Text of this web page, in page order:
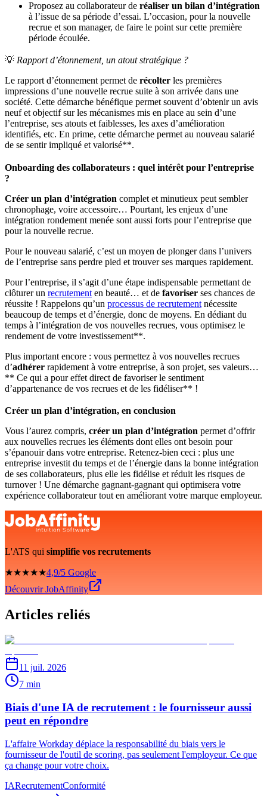
Proposez au collaborateur de réaliser un bilan d’intégration
à l’issue de sa période d’essai. L’occasion, pour la nouvelle
recrue et son manager, de faire le point sur cette première
période écoulée.
💡 Rapport d’étonnement, un atout stratégique ?
Le rapport d’étonnement permet de récolter les premières
impressions d’une nouvelle recrue suite à son arrivée dans une
société. Cette démarche bénéfique permet souvent d’obtenir un avis
neuf et objectif sur les mécanismes mis en place au sein d’une
l’entreprise, ses atouts et faiblesses, les axes d’amélioration
identifiés, etc. En prime, cette démarche permet au nouveau salarié
de se sentir impliqué et valorisé**.
Onboarding des collaborateurs : quel intérêt pour l’entreprise
?
Créer un plan d’intégration complet et minutieux peut sembler
chronophage, voire accessoire… Pourtant, les enjeux d’une
intégration rondement menée sont aussi forts pour l’entreprise que
pour la nouvelle recrue.
Pour le nouveau salarié, c’est un moyen de plonger dans l’univers
de l’entreprise sans perdre pied et trouver ses marques rapidement.
Pour l’entreprise, il s’agit d’une étape indispensable permettant de
clôturer un recrutement en beauté… et de favoriser ses chances de
réussite ! Rappelons qu’un processus de recrutement nécessite
beaucoup de temps et d’énergie, donc de moyens. En dédiant du
temps à l’intégration de vos nouvelles recrues, vous optimisez le
rendement de votre investissement**.
Plus important encore : vous permettez à vos nouvelles recrues
d’adhérer rapidement à votre entreprise, à son projet, ses valeurs…
** Ce qui a pour effet direct de favoriser le sentiment
d’appartenance de vos recrues et de les fidéliser** !
Créer un plan d’intégration, en conclusion
Vous l’aurez compris, créer un plan d’intégration permet d’offrir
aux nouvelles recrues les éléments dont elles ont besoin pour
s’épanouir dans votre entreprise. Retenez-bien ceci : plus une
entreprise investit du temps et de l’énergie dans la bonne intégration
de ses collaborateurs, plus elle les fidélise et réduit les risques de
turnover ! Une démarche gagnant-gagnant qui optimisera votre
expérience collaborateur tout en améliorant votre marque employeur.
L'ATS qui simplifie vos recrutements
★★★★★4,9/5 Google
Découvrir JobAffinity
Articles reliés
11 juil. 2026
7 min
Biais d'une IA de recrutement : le fournisseur aussi
peut en répondre
L'affaire Workday déplace la responsabilité du biais vers le
fournisseur de l'outil de scoring, pas seulement l'employeur. Ce que
ça change pour votre choix.
IARecrutementConformité